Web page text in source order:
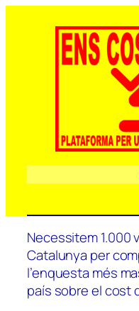
Necessitem 1.000
Catalunya per
l’enquesta més
país sobre el cost